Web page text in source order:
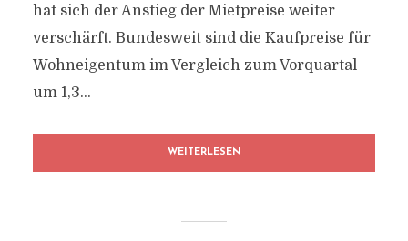
hat sich der Anstieg der Mietpreise weiter
verschärft. Bundesweit sind die Kaufpreise für
Wohneigentum im Vergleich zum Vorquartal
um 1,3...
WEITERLESEN